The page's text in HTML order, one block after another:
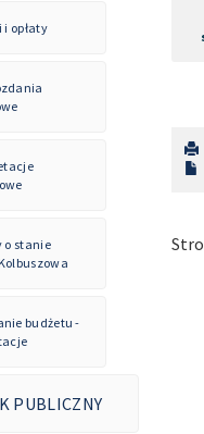
i opłaty
o stanie
budżetu -
PUBLICZNY